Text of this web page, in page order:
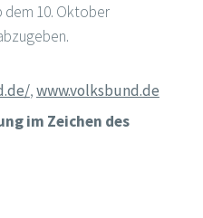
dem 10. Oktober
,www.volksbund.de
im Zeichen des